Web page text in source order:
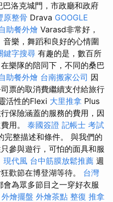
巴洛克城門，市政廳和政府
原整骨 Drava GOOGLE
助餐外燴 Varasd非常好，
樂，舞蹈和良好的心情圍
鍵字搜尋 有趣的是，數百所
樂隊的陪同下，不同的桑巴
助餐外燴 台南搬家公司 因
票的取消費繼續支付給旅行
活性的Flexi 大里推拿 Plus
保險涵蓋的服務的費用，因
用。 泰國簽證 記帳士 考試
完整描述和條件。 與我們的
參與遊行，可怕的面具和服
現代風 台中筋膜放鬆推薦 週
歡節在博登湖等待。 台灣
為眾多節目之一穿好衣服
外燴擺盤 外燴茶點 整復 推拿